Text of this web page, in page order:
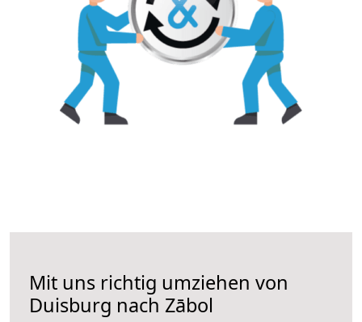
Mit uns richtig umziehen von
Duisburg nach Zābol